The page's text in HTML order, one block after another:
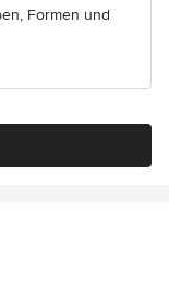
Formen und